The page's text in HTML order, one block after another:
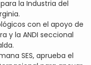
la Industria del
con el apoyo de
y la ANDI seccional
SES, aprueba el